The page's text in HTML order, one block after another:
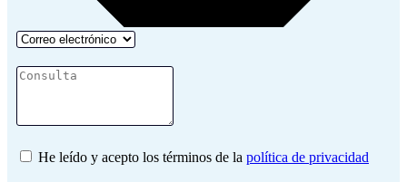
He leído y acepto los términos de la política de privacidad